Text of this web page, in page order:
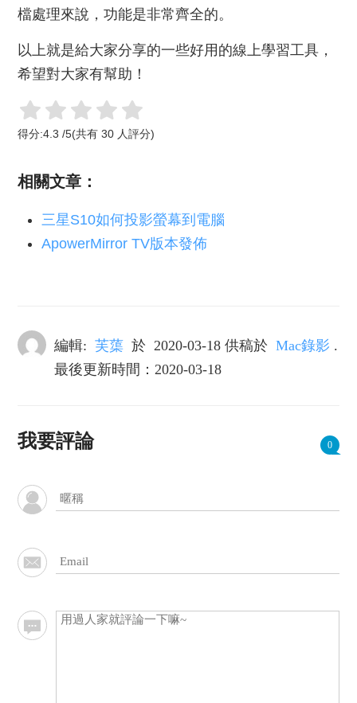
檔處理來說，功能是非常齊全的。
以上就是給大家分享的一些好用的線上學習工具，
希望對大家有幫助！
得分:4.3 /5(共有30 人評分)
相關文章：
三星S10如何投影螢幕到電腦
ApowerMirror TV版本發佈
編輯: 芙蕖 於 2020-03-18 供稿於 Mac錄影 .
最後更新時間：2020-03-18
我要評論 0